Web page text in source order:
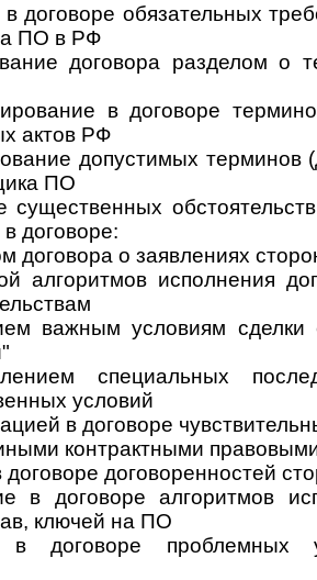
договоре обязательных
ПО в РФ
договора разделом о
в договоре
актов РФ
допустимых терминов
ПО
существенных
договоре:
договора о заявлениях
алгоритмов исполнения
важным условиям сделки
специальных
условий
в договоре
контрактными
договоренностей
в договоре алгоритмов
ключей на ПО
в договоре проблемных